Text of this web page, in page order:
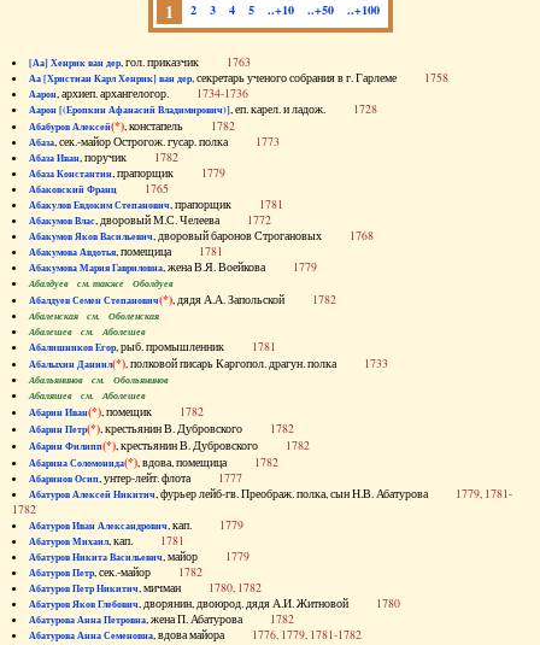
1 2 3 4 5 ..+10 ..+50 ..+100
[Аа] Хенрик ван дер, гол. приказчик 1763
Аа [Христиан Карл Хенрик] ван дер, секретарь ученого собрания в г. Гарлеме 1758
Аарон, архиеп. архангелогор. 1734-1736
Аарон [(Еропкин Афанасий Владимирович)], еп. карел. и ладож. 1728
Абабуров Алексей(*), констапель 1782
Абаза, сек.-майор Острогож. гусар. полка 1773
Абаза Иван, поручик 1782
Абаза Константин, прапорщик 1779
Абаковский Франц 1765
Абакулов Евдоким Степанович, прапорщик 1781
Абакумов Влас, дворовый М.С. Челеева 1772
Абакумов Яков Васильевич, дворовый баронов Строгановых 1768
Абакумова Авдотья, помещица 1781
Абакумова Мария Гавриловна, жена В.Я. Воейкова 1779
Абалдуев см. также Оболдуев
Абалдуев Семен Степанович(*), дядя А.А. Запольской 1782
Абаленская см. Оболенская
Абалешев см. Аболешев
Абалишников Егор, рыб. промышленник 1781
Абалыхин Даниил(*), полковой писарь Каргопол. драгун. полка 1733
Абальянинов см. Обольянинов
Абаляшев см. Аболешев
Абарин Иван(*), помещик 1782
Абарин Петр(*), крестьянин В. Дубровского 1782
Абарин Филипп(*), крестьянин В. Дубровского 1782
Абарина Соломонида(*), вдова, помещица 1782
Абаринов Осип, унтер-лейт. флота 1777
Абатуров Алексей Никитич, фурьер лейб-гв. Преображ. полка, сын Н.В. Абатурова 1779, 1781-
1782
Абатуров Иван Александрович, кап. 1779
Абатуров Михаил, кап. 1781
Абатуров Никита Васильевич, майор 1779
Абатуров Петр, сек.-майор 1782
Абатуров Петр Никитич, мичман 1780, 1782
Абатуров Яков Глебович, дворянин, двоюрод. дядя А.И. Житновой 1780
Абатурова Анна Петровна, жена П. Абатурова 1782
Абатурова Анна Семеновна, вдова майора 1776, 1779, 1781-1782